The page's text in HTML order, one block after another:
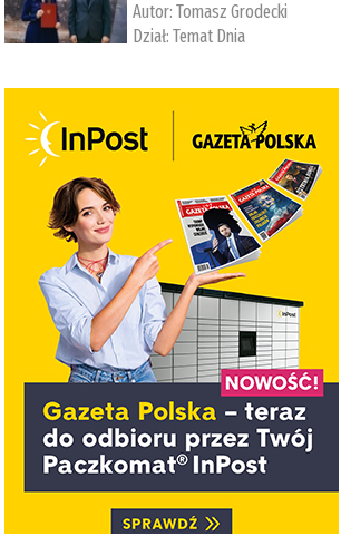
Autor:Tomasz Grodecki
Dział:Temat Dnia